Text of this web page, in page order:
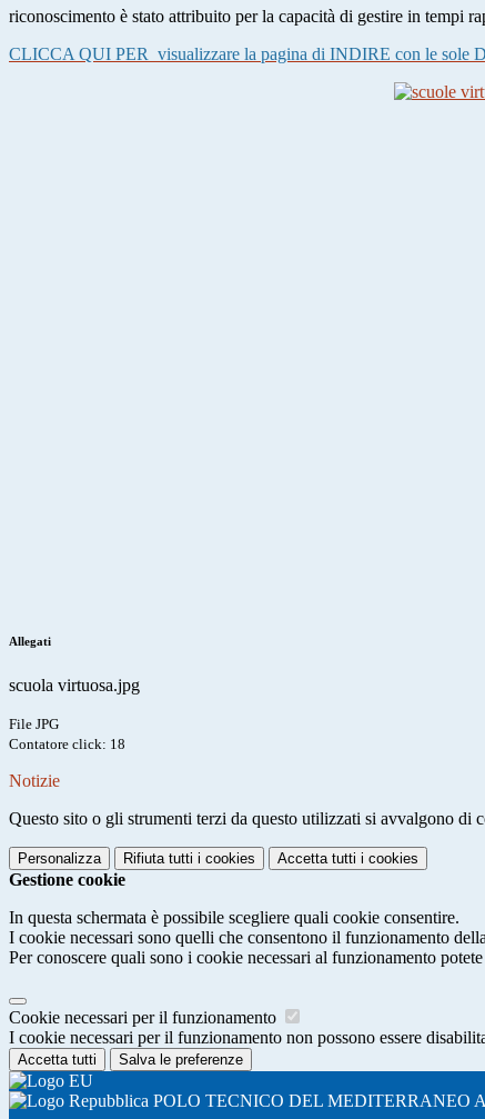
riconoscimento è stato attribuito per la capacità di gestire in tempi
CLICCA QUI PER visualizzare la pagina di INDIRE con le sole
Allegati
scuola virtuosa.jpg
File JPG
Contatore click: 18
Notizie
Questo sito o gli strumenti terzi da questo utilizzati si avvalgono di
Personalizza Rifiuta tutti i cookies Accetta tutti i cookies
Gestione cookie
In questa schermata è possibile scegliere quali cookie consentire.
I cookie necessari sono quelli che consentono il funzionamento
Per conoscere quali sono i cookie necessari al funzionamento
Cookie necessari per il funzionamento
I cookie necessari per il funzionamento non possono essere
Accetta tutti Salva le preferenze
POLO TECNICO DEL MEDITERRANEO